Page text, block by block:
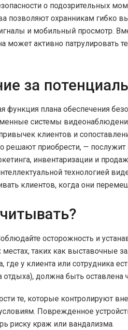
о подозрительных
позволяют охранникам гибко
и мобильный просмотр.
может активно патрулировать
за
функция плана обеспечения
системы
клиентов и
решают приобрести, —
инвентаризации и
технологией
клиентов, когда они
осторожность и
таких как выставочные
у клиента или сотрудника
должна быть оставлена
те, которые контролируют
Поврежденное
риску краж или вандализма.